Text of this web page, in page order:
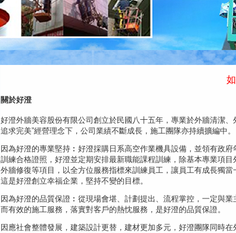
如
關於好澄
好澄外牆美容股份有限公司創立於民國八十五年，專業於外牆清潔
追求完美”經營理念下，公司業績不斷成長，施工團隊亦持續擴編中。
因為好澄的專業堅持︰好澄採購日系高空作業機具設備，並領有政
訓練合格證照，好澄並定期安排最新職能課程訓練，除基本專業項
外牆修復等項目，以全方位服務指標來訓練員工，讓員工有成長獨
這是好澄創立幸福企業，堅持不變的目標。
因為好澄的品質保證︰從現場會堪、計劃提出、流程掌控，一定與
而有效的施工服務，落實對客戶的熱忱服務，是好澄的品質保證。
因應社會整體發展，建築設計更替，建材更加多元，好澄團隊同時